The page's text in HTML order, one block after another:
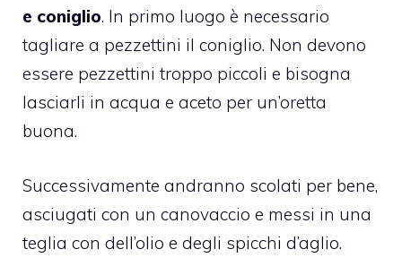
e coniglio. In primo luogo è necessario
tagliare a pezzettini il coniglio. Non devono
essere pezzettini troppo piccoli e bisogna
lasciarli in acqua e aceto per un’oretta
buona.
Successivamente andranno scolati per bene,
asciugati con un canovaccio e messi in una
teglia con dell’olio e degli spicchi d’aglio.